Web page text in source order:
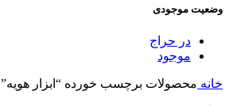
وضعیت موجودی
در حراج
موجود
خانه محصولات برچسب خورده “ابزار هویه”